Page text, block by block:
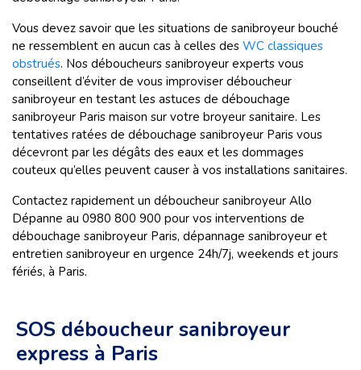
Vous devez savoir que les situations de sanibroyeur bouché
ne ressemblent en aucun cas à celles des WC classiques
obstrués. Nos déboucheurs sanibroyeur experts vous
conseillent d’éviter de vous improviser déboucheur
sanibroyeur en testant les astuces de débouchage
sanibroyeur Paris maison sur votre broyeur sanitaire. Les
tentatives ratées de débouchage sanibroyeur Paris vous
décevront par les dégâts des eaux et les dommages
couteux qu’elles peuvent causer à vos installations sanitaires.
Contactez rapidement un déboucheur sanibroyeur Allo
Dépanne au 0980 800 900 pour vos interventions de
débouchage sanibroyeur Paris, dépannage sanibroyeur et
entretien sanibroyeur en urgence 24h/7j, weekends et jours
fériés, à Paris.
SOS déboucheur sanibroyeur
express à Paris